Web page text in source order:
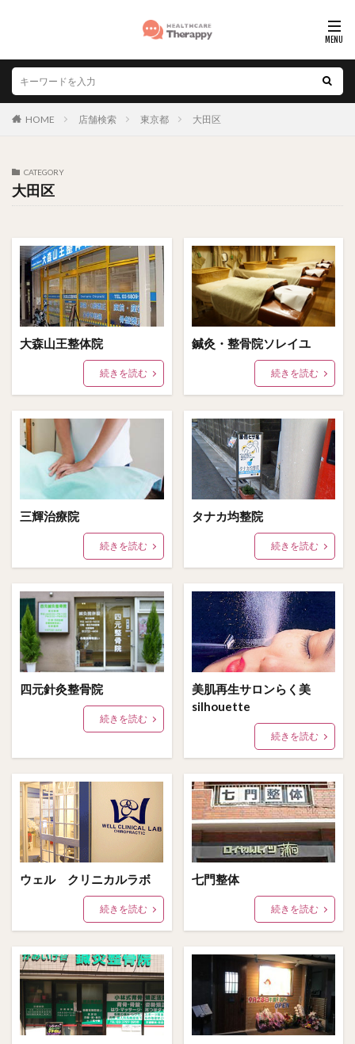
HOME 店舗検索 東京都 大田区
CATEGORY
大田区
大森山王整体院
続きを読む
鍼灸・整骨院ソレイユ
続きを読む
三輝治療院
続きを読む
タナカ均整院
続きを読む
四元針灸整骨院
続きを読む
美肌再生サロンらく美
silhouette
続きを読む
ウェル クリニカルラボ
続きを読む
七門整体
続きを読む